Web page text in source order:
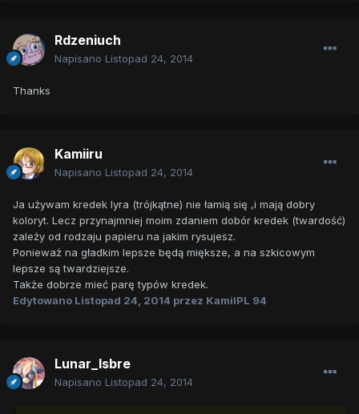
Rdzeniuch
Napisano Listopad 24, 2014
Thanks
Kamiiru
Napisano Listopad 24, 2014
Ja używam kredek lyra (trójkątne) nie łamią się ,i mają dobry
koloryt. Lecz przynajmniej moim zdaniem dobór kredek (twardość)
zależy od rodzaju papieru na jakim rysujesz.
Ponieważ na gładkim lepsze będą miększe, a na szkicowym
lepsze są twardziejsze.
Także dobrze mieć parę typów kredek.
Edytowano Listopad 24, 2014 przez KamilPL 94
Lunar_Isbre
Napisano Listopad 24, 2014